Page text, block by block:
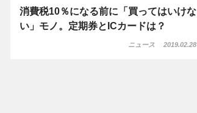
消費税10％になる前に「買ってはいけな
い」モノ。定期券とICカードは？
ニュース 2019.02.28